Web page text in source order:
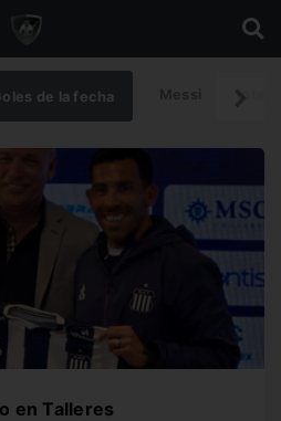
de la fecha
en Talleres